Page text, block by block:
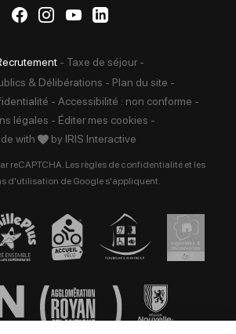
Suivez-nous sur Facebook
Suivez-nous sur
Suivez-nous sur
Suivez-nous sur
- Taxe de séjour -
& Délibérations - Plan du site -
- Accessibilité : non conforme -
légales - Éditer mes cookies -
with
by IRIS Interactive
reCAPTCHA. Les règles de confidentialitéet les
d'utilisation de Google s'appliquent.